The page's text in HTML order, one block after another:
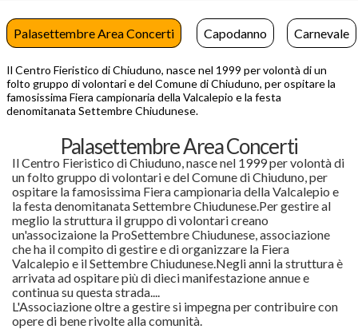
Palasettembre Area Concerti Capodanno Carnevale
Il Centro Fieristico di Chiuduno, nasce nel 1999 per volontà di un
folto gruppo di volontari e del Comune di Chiuduno, per ospitare la
famosissima Fiera campionaria della Valcalepio e la festa
denomitanata Settembre Chiudunese.
Palasettembre Area Concerti
Il Centro Fieristico di Chiuduno, nasce nel 1999 per volontà di
un folto gruppo di volontari e del Comune di Chiuduno, per
ospitare la famosissima Fiera campionaria della Valcalepio e
la festa denomitanata Settembre Chiudunese.Per gestire al
meglio la struttura il gruppo di volontari creano
un'associzaione la ProSettembre Chiudunese, associazione
che ha il compito di gestire e di organizzare la Fiera
Valcalepio e il Settembre Chiudunese.Negli anni la struttura è
arrivata ad ospitare più di dieci manifestazione annue e
continua su questa strada....
L'Associazione oltre a gestire si impegna per contribuire con
opere di bene rivolte alla comunità.